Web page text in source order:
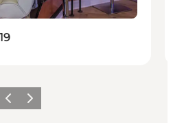
ZurückWeiter